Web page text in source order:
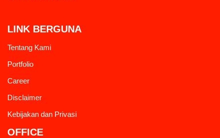
LINK BERGUNA
Tentang Kami
Portfolio
Career
Disclaimer
Kebijakan dan Privasi
OFFICE